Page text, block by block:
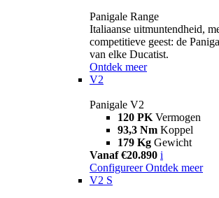
Panigale Range
Italiaanse uitmuntendheid,
competitieve geest: de
van elke Ducatist.
Ontdek meer
V2
Panigale V2
120 PK Vermogen
93,3 Nm Koppel
179 Kg Gewicht
Vanaf €20.890 i
Configureer Ontdek meer
V2 S